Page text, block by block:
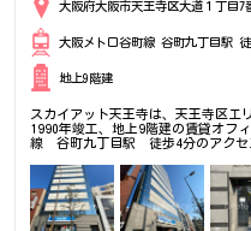
大阪府大阪市天王寺区大道１丁目7
大阪メトロ谷町線 谷町九丁目駅
地上9階建
スカイアット天王寺は、天王寺区エ
1990年竣工、地上9階建の賃貸オフ
線 谷町九丁目駅 徒歩4分のアクセ